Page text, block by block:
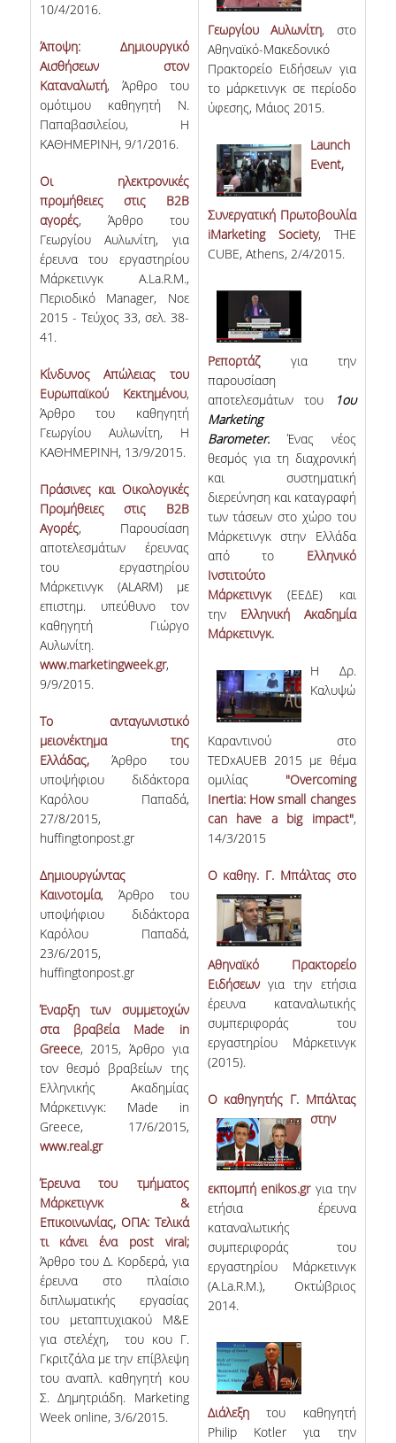
RESEARCH SEMINARS
CONTACT
10/4/2016.
Άποψη: Δημιουργικό
Αισθήσεων στον
Καταναλωτή, Άρθρο του
ομότιμου καθηγητή Ν.
Παπαβασιλείου, Η
ΚΑΘΗΜΕΡΙΝΗ, 9/1/2016.
Οι ηλεκτρονικές
προμήθειες στις B2B
αγορές, Άρθρο του
Γεωργίου Αυλωνίτη, για
έρευνα του εργαστηρίου
Μάρκετινγκ A.La.R.M.,
Περιοδικό Manager, Νοε
2015 - Τεύχος 33, σελ. 38-
41.
Κίνδυνος Απώλειας του
Ευρωπαϊκού Κεκτημένου,
Άρθρο του καθηγητή
Γεωργίου Αυλωνίτη, Η
ΚΑΘΗΜΕΡΙΝΗ, 13/9/2015.
Πράσινες και Οικολογικές
Προμήθειες στις Β2Β
Αγορές, Παρουσίαση
αποτελεσμάτων έρευνας
του εργαστηρίου
Μάρκετινγκ (ALARM) με
επιστημ. υπεύθυνο τον
καθηγητή Γιώργο
Αυλωνίτη.
www.marketingweek.gr,
9/9/2015.
Το ανταγωνιστικό
μειονέκτημα της
Ελλάδας,Άρθρο του
υποψήφιου διδάκτορα
Καρόλου Παπαδά,
27/8/2015,
huffingtonpost.gr
Δημιουργώντας
Καινοτομία, Άρθρο του
υποψήφιου διδάκτορα
Καρόλου Παπαδά,
23/6/2015,
huffingtonpost.gr
Έναρξη των συμμετοχών
στα βραβεία Made in
Greece, 2015, Άρθρο για
τον θεσμό βραβείων της
Ελληνικής Ακαδημίας
Μάρκετινγκ: Made in
Greece, 17/6/2015,
www.real.gr
Έρευνα του τμήματος
Μάρκετιγνκ &
Επικοινωνίας, OΠΑ: Τελικά
τι κάνει ένα post viral;
Άρθρο του Δ. Κορδερά, για
έρευνα στο πλαίσιο
διπλωματικής εργασίας
του μεταπτυχιακού Μ&Ε
για στελέχη, του κου Γ.
Γκριτζάλα με την επίβλεψη
του αναπλ. καθηγητή κου
Σ. Δημητριάδη. Marketing
Week online, 3/6/2015.
ΓεωργίουΑυλωνίτη, στο
Αθηναϊκό-Μακεδονικό
Πρακτορείο Ειδήσεων για
το μάρκετινγκ σε περίοδο
ύφεσης, Μάιος 2015.
Launch
Event,
Συνεργατική Πρωτοβουλία
iMarketing Society, ΤΗΕ
CUBE, Athens, 2/4/2015.
Ρεπορτάζ για την
παρουσίαση
αποτελεσμάτων του
1ου
Marketing
Barometer.Ένας νέος
θεσμός για τη διαχρονική
και συστηματική
διερεύνηση και καταγραφή
των τάσεων στο χώρο του
Μάρκετινγκ στην Ελλάδα
από το
Ελληνικό
Ινστιτούτο
Μάρκετινγκ
(ΕΕΔΕ) και
την
Ελληνική Ακαδημία
Μάρκετινγκ.
H Δρ.
Καλυψώ
Καραντινού στο
TEDxAUEB 2015 με θέμα
ομιλίας "Overcoming
Inertia: How small changes
can have a big impact",
14/3/2015
O καθηγ. Γ. Μπάλτας στο
Αθηναϊκό Πρακτορείο
Ειδήσεωνγια την ετήσια
έρευνα καταναλωτικής
συμπεριφοράς του
εργαστηρίου Μάρκετινγκ
(2015).
O καθηγητής Γ. Μπάλτας
στην
εκπομπή enikos.grγια την
ετήσια έρευνα
καταναλωτικής
συμπεριφοράς του
εργαστηρίου Μάρκετινγκ
(A.La.R.M.), Οκτώβριος
2014.
Διάλεξητου καθηγητή
Philip Kotler για την